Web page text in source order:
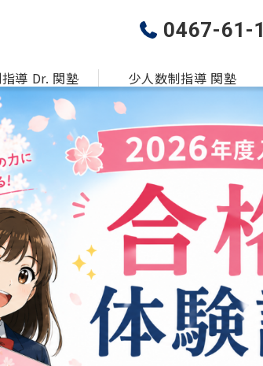
0467-61-
導 Dr. 関塾 少人数制指導 関塾